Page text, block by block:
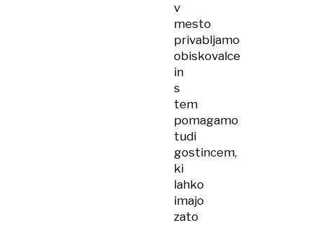
v
mesto
privabljamo
obiskovalce
in
s
tem
pomagamo
tudi
gostincem,
ki
lahko
imajo
zato